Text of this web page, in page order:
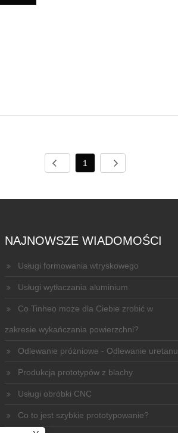
1
NAJNOWSZE WIADOMOŚCI
Usługi formowania wtryskowego
Usługi wytłaczania aluminium
Co Tinheo może dla Ciebie zrobić w
zakresie wykańczania powierzchni?
Odlewanie próżniowe - Odlewanie uretanu
Produkcja prototypów z blachy
Usługi obróbki CNC
Co to jest szybkie prototypowanie?